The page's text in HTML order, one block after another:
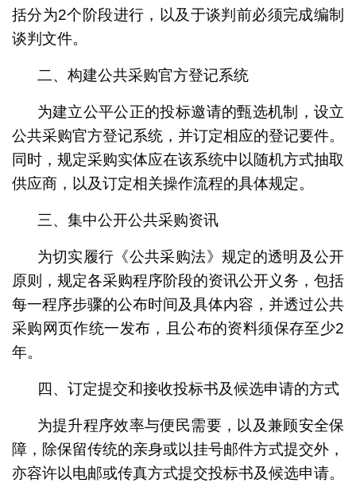
括分为2个阶段进行，以及于谈判前必须完成编制
谈判文件。
二、构建公共采购官方登记系统
为建立公平公正的投标邀请的甄选机制，设立
公共采购官方登记系统，并订定相应的登记要件。
同时，规定采购实体应在该系统中以随机方式抽取
供应商，以及订定相关操作流程的具体规定。
三、集中公开公共采购资讯
为切实履行《公共采购法》规定的透明及公开
原则，规定各采购程序阶段的资讯公开义务，包括
每一程序步骤的公布时间及具体内容，并透过公共
采购网页作统一发布，且公布的资料须保存至少2
年。
四、订定提交和接收投标书及候选申请的方式
为提升程序效率与便民需要，以及兼顾安全保
障，除保留传统的亲身或以挂号邮件方式提交外，
亦容许以电邮或传真方式提交投标书及候选申请。